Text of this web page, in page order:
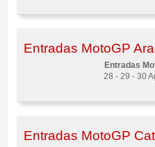
Entradas MotoGP
Entradas
28 - 29 - 30
Entradas MotoGP